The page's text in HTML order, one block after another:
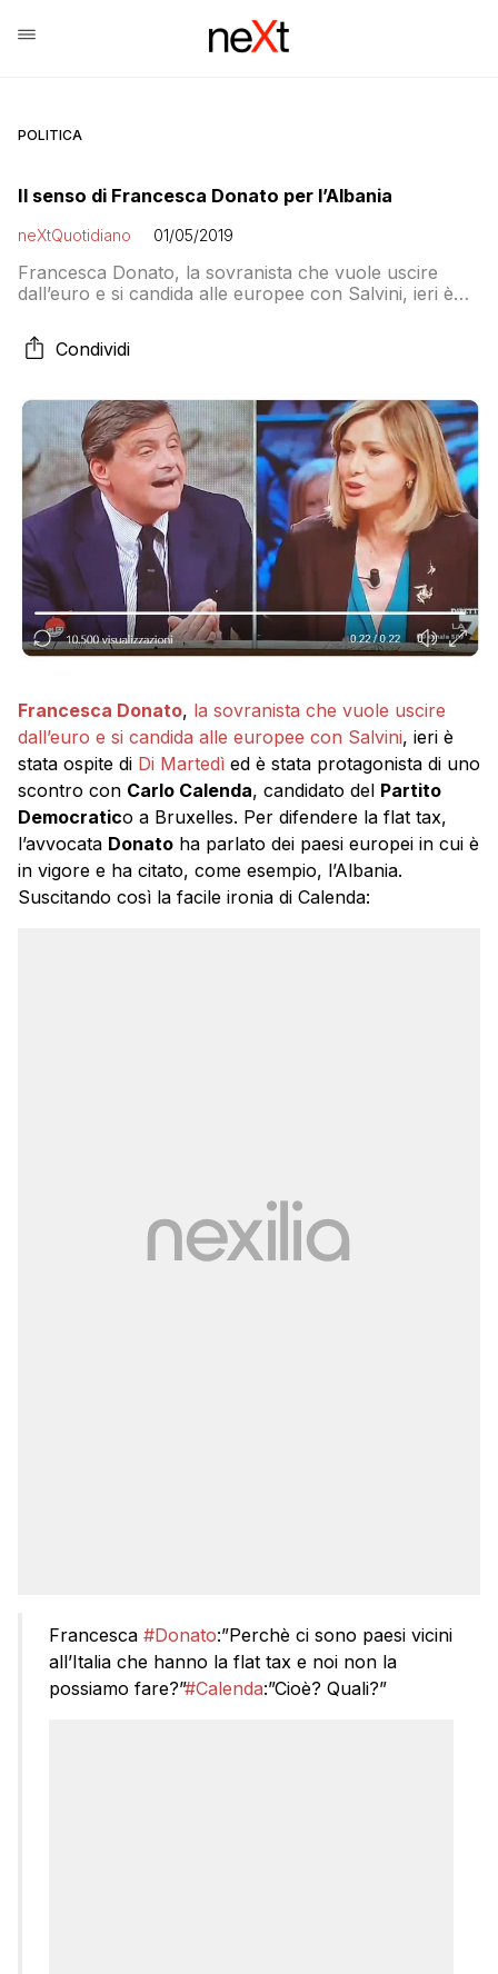
POLITICA
Il senso di Francesca Donato per l’Albania
neXtQuotidiano 01/05/2019
Francesca Donato, la sovranista che vuole uscire
dall’euro e si candida alle europee con Salvini, ieri è
scontro con Carlo Calenda
Condividi
Francesca Donato, la sovranista che vuole uscire
dall’euro e si candida alle europee con Salvini, ieri è
stata ospite di Di Martedì ed è stata protagonista di uno
scontro con Carlo Calenda, candidato del Partito
Democratico a Bruxelles. Per difendere la flat tax,
l’avvocata Donato ha parlato dei paesi europei in cui è
in vigore e ha citato, come esempio, l’Albania.
Suscitando così la facile ironia di Calenda:
Francesca #Donato:”Perchè ci sono paesi vicini
all’Italia che hanno la flat tax e noi non la
possiamo fare?”#Calenda:”Cioè? Quali?”